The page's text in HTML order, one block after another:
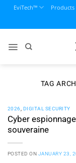
content
EviTech™ Products
TAG
2026 DIGITAL SECURITY
Cyber
souveraine
POSTED ON JANUARY 23,